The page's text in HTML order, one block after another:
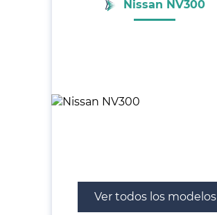
Nissan NV300
Ver todos los modelos